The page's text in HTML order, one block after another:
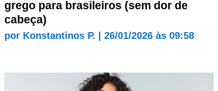
grego para brasileiros (sem dor de
cabeça)
por Konstantinos P. 26/01/2026 às 09:58